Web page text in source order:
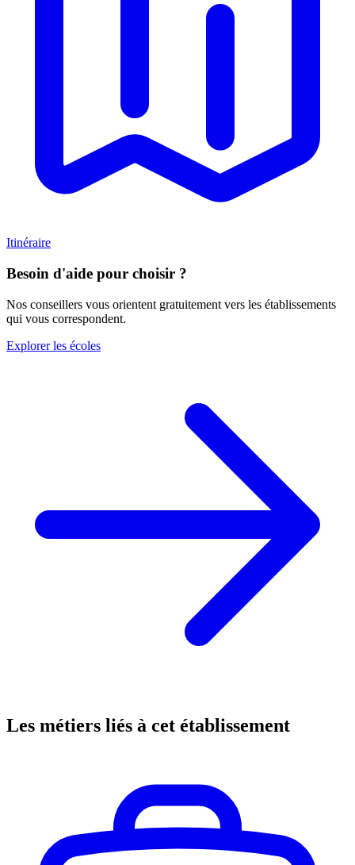
Itinéraire
Besoin d'aide pour choisir ?
Nos conseillers vous orientent gratuitement vers les établissements
qui vous correspondent.
Explorer les écoles
Les métiers liés à cet établissement